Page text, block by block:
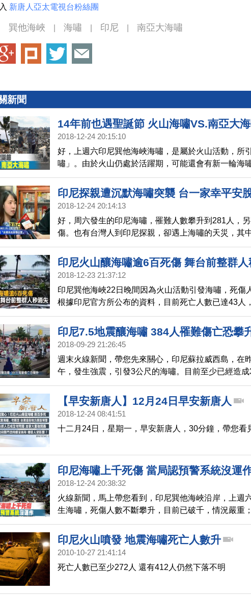
新唐人亞太電視台粉絲團
巽他海峽 海嘯 印尼 南亞大海嘯
新聞
14年前也遇聖誕節 火山海嘯VS.南亞大
2018-12-24 20:15:10
好，上週六印尼巽他海峽海嘯，是屬於火山活動，所
嘯」。由於火山仍處於活躍期，可能還會有新一輪海
天災在聖誕節前，也讓人想起2004年12月26日，聖
海嘯，不過兩次觸發海嘯的原因完全不同，這次海嘯
家初步判定是「喀拉喀托之子火山」爆發所造成的海
或死亡，50多萬人受傷的南亞大海嘯，則是由印度洋
地震規模達到9.1，帶起30公尺高的巨大海嘯，造成
卡、印度、
印尼探親遭沉默海嘯突襲 台一家幸平安
2018-12-24 20:14:13
好，周六發生的印尼海嘯，罹難人數攀升到281人，
傷。也有台灣人到印尼探親，卻遇上海嘯的天災，其
中市，還好，受困國人都已經脫困，也特別感謝外交
員，僑界及當地人，伸出援手。
印尼火山釀海嘯逾6百死傷 舞台前整群
2018-12-23 21:37:12
印尼巽他海峽22日晚間因為火山活動引發海嘯，死傷
根據印尼官方所公布的資料，目前死亡人數已達43人
人失蹤，印尼氣象氣候地球物理局(BMKG)表示，這
火山（Anak Krakatau）活動加上滿月潮汐的雙重現象
印尼7.5地震釀海嘯 384人罹難傷亡恐攀
2018-09-29 21:26:45
週末火線新聞，帶您先來關心，印尼蘇拉威西島，在
午，發生強震，引發3公尺的海嘯。目前至少已經造
續傷亡數字，恐怕還將繼續上修。臨時醫院以及軍方
天，陸續透過運輸機與海路挺進災區，協助救災。
【早安新唐人】12月24日早安新唐人
2018-12-24 08:41:51
十二月24日，星期一，早安新唐人，30分鐘，帶您看
印尼海嘯上千死傷 當局認預警系統沒運
2018-12-24 20:38:32
火線新聞，馬上帶您看到，印尼巽他海峽沿岸，上週
生海嘯，死傷人數不斷攀升，目前已破千，情況嚴重
海嘯發生。而印尼當局一開始不但沒發佈海嘯警報，
宣稱巨浪是異常潮汐，不是海嘯，今天，印尼當局坦
對非地震引起的海嘯預警系統，甚至一般的海嘯預警
印尼火山噴發 地震海嘯死亡人數升
2010-10-27 21:41:14
死亡人數已至少272人 還有412人仍然下落不明